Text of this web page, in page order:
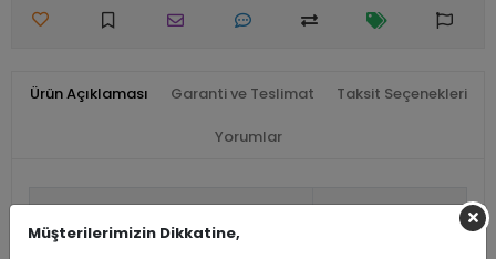
Ürün Açıklaması Garanti ve Teslimat Taksit Seçenekleri
Yorumlar
Seri Adı Ayna
Müşterilerimizin Dikkatine,